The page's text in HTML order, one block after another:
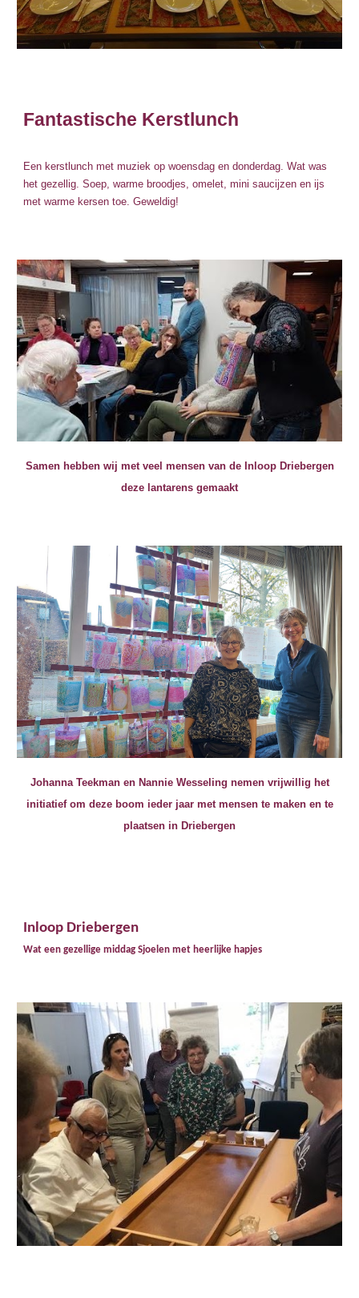
Fantastische Kerstlunch
Een kerstlunch met muziek op woensdag en donderdag. Wat was
het gezellig. Soep, warme broodjes, omelet, mini saucijzen en ijs
met warme kersen toe. Geweldig!
Samen hebben wij met veel mensen van de Inloop Driebergen
deze lantarens gemaakt
Johanna Teekman en Nannie Wesseling nemen vrijwillig het
initiatief om deze boom ieder jaar met mensen te maken en te
plaatsen in Driebergen
Inloop Driebergen
Wat een gezellige middag Sjoelen met heerlijke hapjes